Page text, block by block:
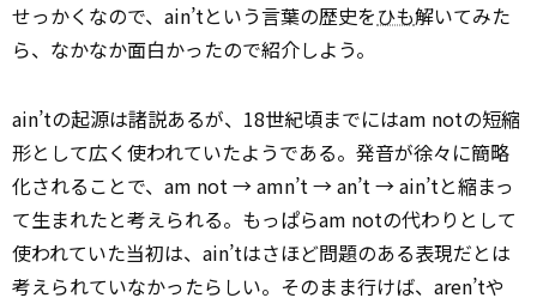
せっかくなので、ain’tという言葉の歴史をひも解いてみた
ら、なかなか面白かったので紹介しよう。
ain’tの起源は諸説あるが、18世紀頃までにはam notの短縮
形として広く使われていたようである。発音が徐々に簡略
化されることで、am not → amn’t → an’t → ain’tと縮まっ
て生まれたと考えられる。もっぱらam notの代わりとして
使われていた当初は、ain’tはさほど問題のある表現だとは
考えられていなかったらしい。そのまま行けば、aren’tや